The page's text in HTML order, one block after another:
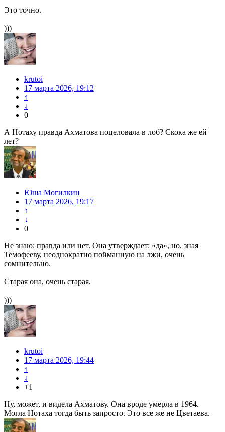
Это точно.
)))
krutoi
17 марта 2026, 19:12
↑
↓
0
А Нотаху правда Ахматова поцеловала в лоб? Скока же ей
лет?
Юша Могилкин
17 марта 2026, 19:17
↑
↓
0
Не знаю: правда или нет. Она утверждает: «да», но, зная
Темофееву, неоднократно пойманную на лжи, очень
сомнительно.
Старая она, очень старая.
)))
krutoi
17 марта 2026, 19:44
↑
↓
+1
Ну, может, и видела Ахматову. Она вроде умерла в 1964.
Могла Нотаха тогда быть запросто. Это все же не Цветаева.